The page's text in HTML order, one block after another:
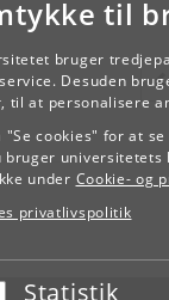
til
bruger
Desuden
til at personalisere
"Se cookies" for at
bruger universitetets
under Cookie- og
privatlivspolitik
Acceptér eller afslå
Statistik